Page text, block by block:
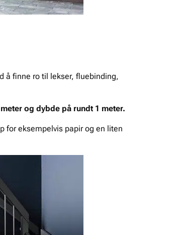
å finne ro til lekser, fluebinding,
og dybde på rundt 1 meter.
for eksempelvis papir og en liten